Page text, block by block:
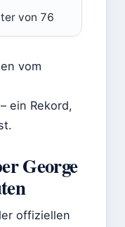
von 76
vom
ein Rekord,
George
offiziellen